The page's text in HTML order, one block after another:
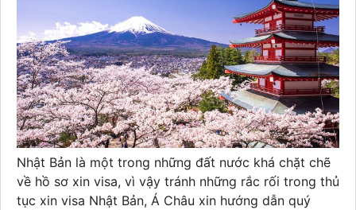
Nhật Bản là một trong những đất nước khá chặt chẽ
về hồ sơ xin visa, vì vậy tránh những rắc rối trong thủ
tục xin visa Nhật Bản, Á Châu xin hướng dẫn quý